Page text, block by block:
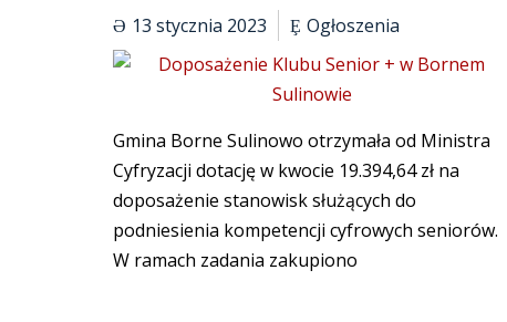
13 stycznia 2023 Ogłoszenia
Gmina Borne Sulinowo otrzymała od Ministra
Cyfryzacji dotację w kwocie 19.394,64 zł na
doposażenie stanowisk służących do
podniesienia kompetencji cyfrowych seniorów.
W ramach zadania zakupiono